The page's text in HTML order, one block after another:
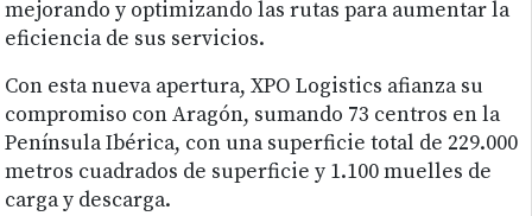
mejorando y optimizando las rutas para aumentar la
eficiencia de sus servicios.
Con esta nueva apertura, XPO Logistics afianza su
compromiso con Aragón, sumando 73 centros en la
Península Ibérica, con una superficie total de 229.000
metros cuadrados de superficie y 1.100 muelles de
carga y descarga.